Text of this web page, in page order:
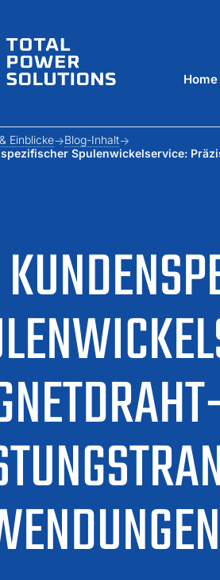
Home
Einblicke
Blog-Inhalt
Spulenwickelservice: